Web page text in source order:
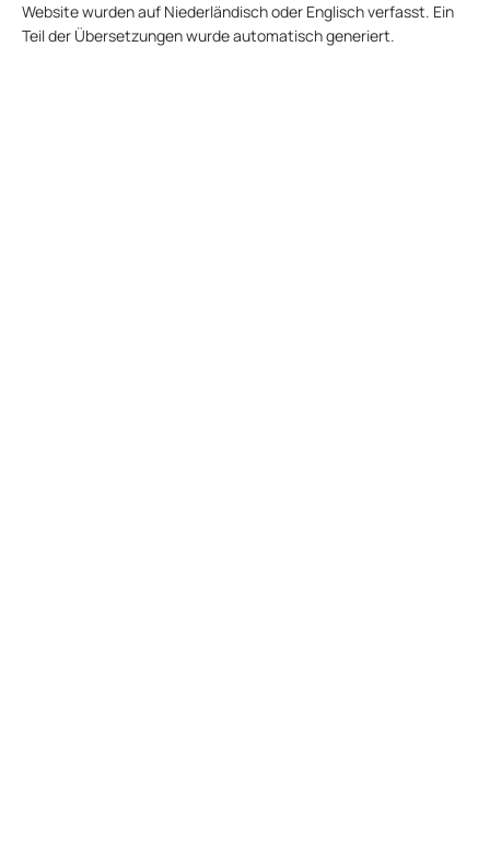
Website wurden auf Niederländisch oder Englisch verfasst. Ein
Teil der Übersetzungen wurde automatisch generiert.